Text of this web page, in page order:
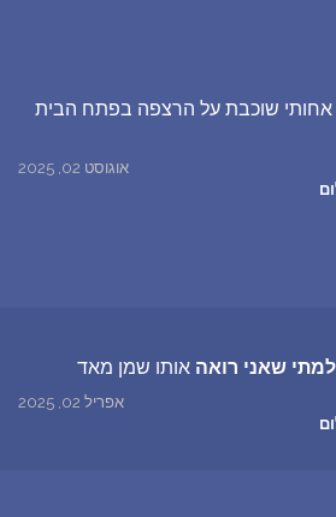
שוכבת על הרצפה בפתח הבית
אוגוסט 02, 2025
שאני רואה אותו שמן מאד
אפריל 02, 2025